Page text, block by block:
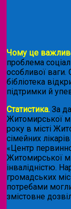
Чому це
проблема
особливої
бібліотека
підтримки й
Статистика. За
Житомирської
року в місті
сімейних
«Центр
Житомирської
інвалідністю.
громадських
потребами
змістовне